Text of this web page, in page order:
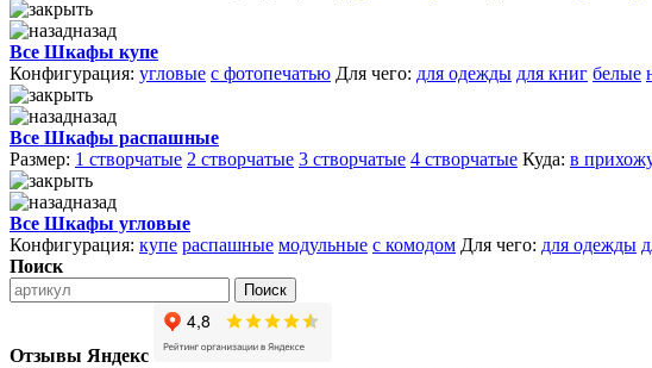
назад
Все Шкафы купе
Конфигурация: угловые с фотопечатью Для чего: для одежды для книг белые
назад
Все Шкафы распашные
Размер: 1 створчатые 2 створчатые 3 створчатые 4 створчатые Куда: в
назад
Все Шкафы угловые
Конфигурация: купе распашные модульные с комодом Для чего: для одежды
Поиск
Поиск
Отзывы Яндекс